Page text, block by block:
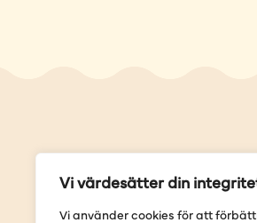
Vi värdesätter din
Vi använder cookies för att